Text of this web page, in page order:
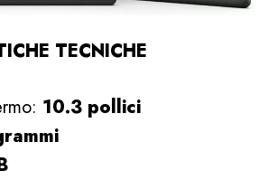
TECNICHE
10.3 pollici